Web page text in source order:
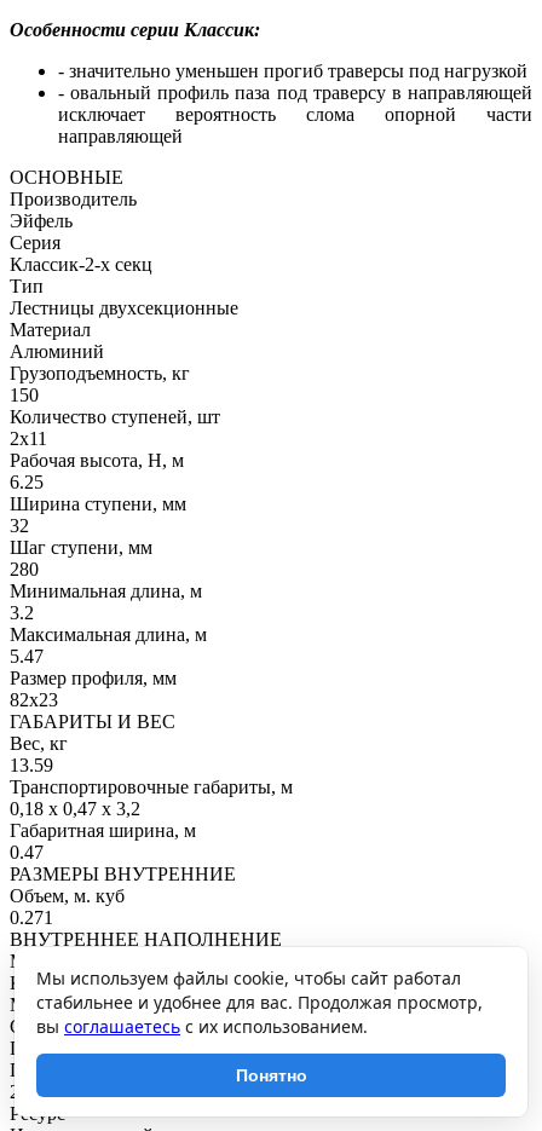
Особенности серии Классик:
- значительно уменьшен прогиб траверсы под нагрузкой
- овальный профиль паза под траверсу в направляющей
исключает вероятность слома опорной части
направляющей
ОСНОВНЫЕ
Производитель
Эйфель
Серия
Классик-2-х секц
Тип
Лестницы двухсекционные
Материал
Алюминий
Грузоподъемность, кг
150
Количество ступеней, шт
2х11
Рабочая высота, H, м
6.25
Ширина ступени, мм
32
Шаг ступени, мм
280
Минимальная длина, м
3.2
Максимальная длина, м
5.47
Размер профиля, мм
82х23
ГАБАРИТЫ И ВЕС
Вес, кг
13.59
Транспортировочные габариты, м
0,18 х 0,47 х 3,2
Габаритная ширина, м
0.47
РАЗМЕРЫ ВНУТРЕННИЕ
Объем, м. куб
0.271
ВНУТРЕННЕЕ НАПОЛНЕНИЕ
Материал опоры
Композитный полимер
Материал фурнитуры
Сталь оцинкованная
ПРОИЗВОДСТВО И ГАРАНТИЯ
Гарантия, мес
24
Ресурс
Мы используем файлы cookie, чтобы сайт работал
стабильнее и удобнее для вас. Продолжая просмотр,
вы соглашаетесь с их использованием.
Понятно